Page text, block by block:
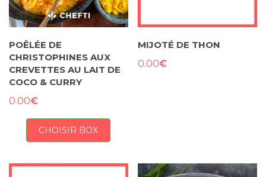
POÊLÉE DE
CHRISTOPHINES AUX
CREVETTES AU LAIT DE
COCO & CURRY
0.00€
CHOISIR BOX
MIJOTÉ DE THON
0.00€